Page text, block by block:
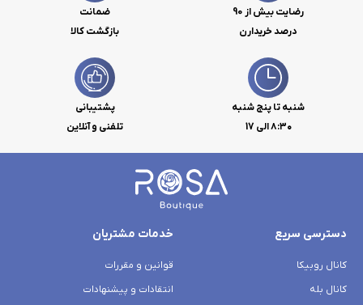
رضایت بیش از 90
درصد خریدارن
ضمانت
بازگشت کالا
شنبه تا پنج شنبه
۸:۳۰ الی 17
پشتیبانی
تلفنی و آنلاین
دسترسی سریع
کانال روبیکا
کانال بله
خدمات مشتریان
قوانین و مقررات
انتقادات و پیشنهادات